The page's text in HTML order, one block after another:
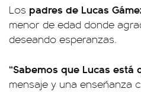
Los padres de Lucas
menor de edad donde
deseando esperanzas.
“Sabemos que Lucas
mensaje y una enseñanza